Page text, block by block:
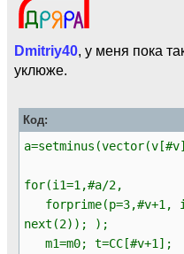
Dmitriy40 , у меня пока
уклюже.
Код:
for(i1=1,#a/2,
forprime(p=3,#v+1,
next(2)); );
m1=m0; t=CC[#v+1];